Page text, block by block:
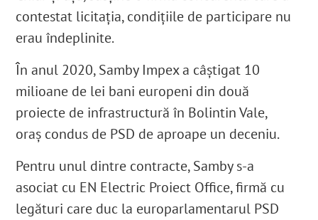
contestat licitația, condiţiile de participare nu
erauîndeplinite.
În anul 2020, Samby Impex a câştigat 10
milioane de lei bani europeni din două
proiecte de infrastructură în Bolintin Vale,
oraș condus de PSD de aproape un deceniu.
Pentru unul dintre contracte, Samby s-a
asociat cu EN Electric Proiect Office, firmă cu
legături care duc la europarlamentarul PSD